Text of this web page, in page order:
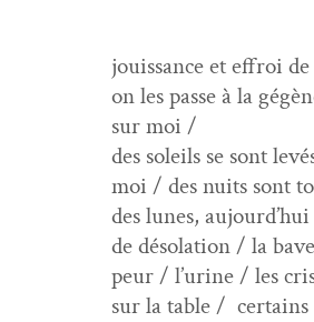
jouis­sance et effroi de
on les passe à la
sur moi /
des soleils se sont
moi / des nuits sont
des lunes,
de déso­la­tion / la
peur / l’urine / les
sur la table / certains